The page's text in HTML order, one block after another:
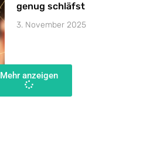
genug schläfst
3. November 2025
Mehr anzeigen